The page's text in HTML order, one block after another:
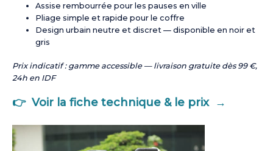
Assise rembourrée pour les pauses en ville
Pliage simple et rapide pour le coffre
Design urbain neutre et discret — disponible en noir et
gris
Prix indicatif : gamme accessible — livraison gratuite dès 99 €,
24h en IDF
👉 Voir la fiche technique & le prix →